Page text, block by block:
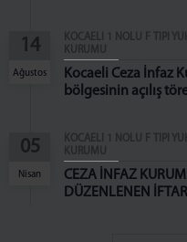
14
Ağustos
KOCAELİ 1 NOLU F TİPİ
KURUMU
Kocaeli Ceza İnfaz
bölgesinin açılış
05
Nisan
KOCAELİ 1 NOLU F TİPİ
KURUMU
CEZA İNFAZ
DÜZENLENEN